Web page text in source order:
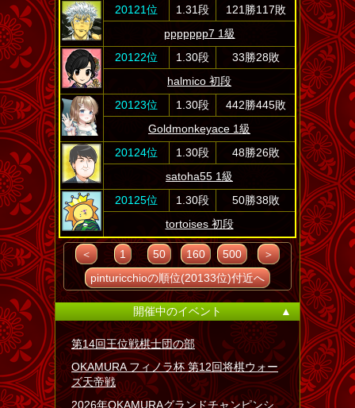
20121位
1.31段
121勝117敗
ppppppp7 1級
20122位
1.30段
33勝28敗
halmico 初段
20123位
1.30段
442勝445敗
Goldmonkeyace 1級
20124位
1.30段
48勝26敗
satoha55 1級
20125位
1.30段
50勝38敗
tortoises 初段
＜ 1 50 160 500
＞
pinturicchioの順位(20133位)付近へ
開催中のイベント ▲
第14回王位戦棋士団の部
OKAMURA フィノラ杯 第12回将棋ウォー
ズ天帝戦
2026年OKAMURAグランドチャンピンシ